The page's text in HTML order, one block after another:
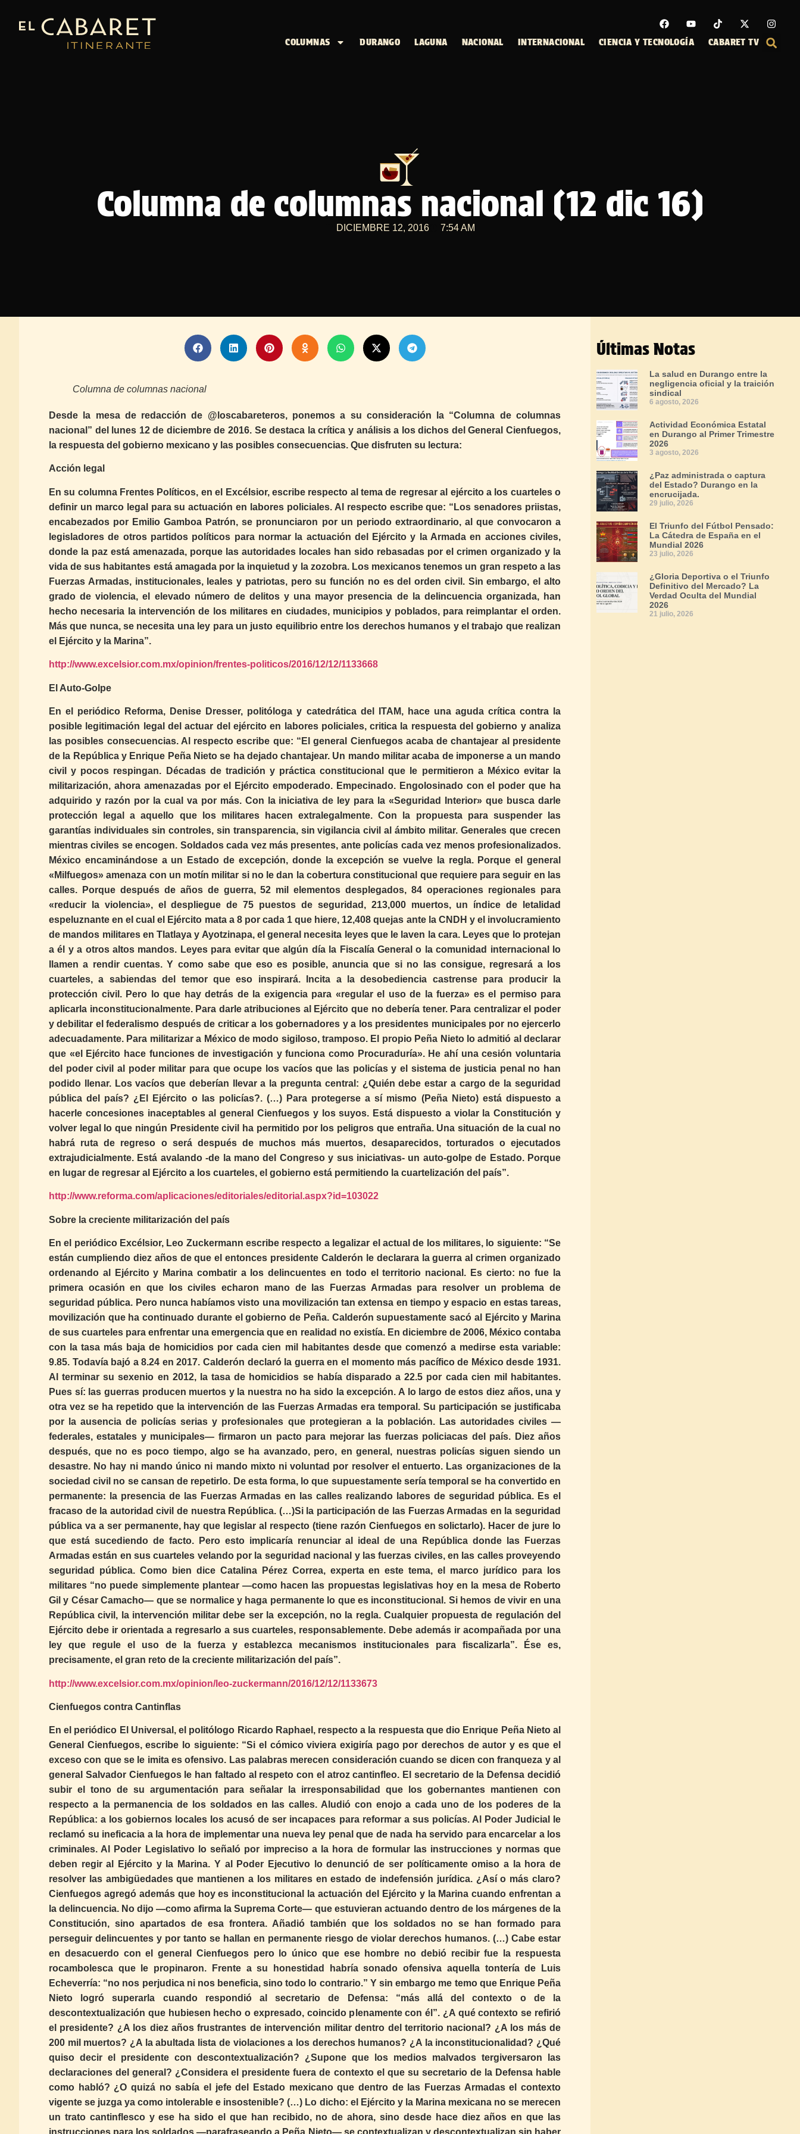
COLUMNAS DURANGO LAGUNA NACIONAL INTERNACIONAL CIENCIA Y TECNOLOGÍA CABARET TV
Columna de columnas nacional (12 dic 16)
DICIEMBRE 12, 2016 7:54 AM
Columna de columnas nacional
Desde la mesa de redacción de @loscabareteros, ponemos a su consideración la “Columna de columnas
nacional” del lunes 12 de diciembre de 2016. Se destaca la crítica y análisis a los dichos del General Cienfuegos,
la respuesta del gobierno mexicano y las posibles consecuencias. Que disfruten su lectura:
Acción legal
En su columna Frentes Políticos, en el Excélsior, escribe respecto al tema de regresar al ejército a los cuarteles o
definir un marco legal para su actuación en labores policiales. Al respecto escribe que: “Los senadores priistas,
encabezados por Emilio Gamboa Patrón, se pronunciaron por un periodo extraordinario, al que convocaron a
legisladores de otros partidos políticos para normar la actuación del Ejército y la Armada en acciones civiles,
donde la paz está amenazada, porque las autoridades locales han sido rebasadas por el crimen organizado y la
vida de sus habitantes está amagada por la inquietud y la zozobra. Los mexicanos tenemos un gran respeto a las
Fuerzas Armadas, institucionales, leales y patriotas, pero su función no es del orden civil. Sin embargo, el alto
grado de violencia, el elevado número de delitos y una mayor presencia de la delincuencia organizada, han
hecho necesaria la intervención de los militares en ciudades, municipios y poblados, para reimplantar el orden.
Más que nunca, se necesita una ley para un justo equilibrio entre los derechos humanos y el trabajo que realizan
el Ejército y la Marina”.
http://www.excelsior.com.mx/opinion/frentes-politicos/2016/12/12/1133668
El Auto-Golpe
En el periódico Reforma, Denise Dresser, politóloga y catedrática del ITAM, hace una aguda crítica contra la
posible legitimación legal del actuar del ejército en labores policiales, critica la respuesta del gobierno y analiza
las posibles consecuencias. Al respecto escribe que: “El general Cienfuegos acaba de chantajear al presidente
de la República y Enrique Peña Nieto se ha dejado chantajear. Un mando militar acaba de imponerse a un mando
civil y pocos respingan. Décadas de tradición y práctica constitucional que le permitieron a México evitar la
militarización, ahora amenazadas por el Ejército empoderado. Empecinado. Engolosinado con el poder que ha
adquirido y razón por la cual va por más. Con la iniciativa de ley para la «Seguridad Interior» que busca darle
protección legal a aquello que los militares hacen extralegalmente. Con la propuesta para suspender las
garantías individuales sin controles, sin transparencia, sin vigilancia civil al ámbito militar. Generales que crecen
mientras civiles se encogen. Soldados cada vez más presentes, ante policías cada vez menos profesionalizados.
México encaminándose a un Estado de excepción, donde la excepción se vuelve la regla. Porque el general
«Milfuegos» amenaza con un motín militar si no le dan la cobertura constitucional que requiere para seguir en las
calles. Porque después de años de guerra, 52 mil elementos desplegados, 84 operaciones regionales para
«reducir la violencia», el despliegue de 75 puestos de seguridad, 213,000 muertos, un índice de letalidad
espeluznante en el cual el Ejército mata a 8 por cada 1 que hiere, 12,408 quejas ante la CNDH y el involucramiento
de mandos militares en Tlatlaya y Ayotzinapa, el general necesita leyes que le laven la cara. Leyes que lo protejan
a él y a otros altos mandos. Leyes para evitar que algún día la Fiscalía General o la comunidad internacional lo
llamen a rendir cuentas. Y como sabe que eso es posible, anuncia que si no las consigue, regresará a los
cuarteles, a sabiendas del temor que eso inspirará. Incita a la desobediencia castrense para producir la
protección civil. Pero lo que hay detrás de la exigencia para «regular el uso de la fuerza» es el permiso para
aplicarla inconstitucionalmente. Para darle atribuciones al Ejército que no debería tener. Para centralizar el poder
y debilitar el federalismo después de criticar a los gobernadores y a los presidentes municipales por no ejercerlo
adecuadamente. Para militarizar a México de modo sigiloso, tramposo. El propio Peña Nieto lo admitió al declarar
que «el Ejército hace funciones de investigación y funciona como Procuraduría». He ahí una cesión voluntaria
del poder civil al poder militar para que ocupe los vacíos que las policías y el sistema de justicia penal no han
podido llenar. Los vacíos que deberían llevar a la pregunta central: ¿Quién debe estar a cargo de la seguridad
pública del país? ¿El Ejército o las policías?. (…) Para protegerse a sí mismo (Peña Nieto) está dispuesto a
hacerle concesiones inaceptables al general Cienfuegos y los suyos. Está dispuesto a violar la Constitución y
volver legal lo que ningún Presidente civil ha permitido por los peligros que entraña. Una situación de la cual no
habrá ruta de regreso o será después de muchos más muertos, desaparecidos, torturados o ejecutados
extrajudicialmente. Está avalando -de la mano del Congreso y sus iniciativas- un auto-golpe de Estado. Porque
en lugar de regresar al Ejército a los cuarteles, el gobierno está permitiendo la cuartelización del país”.
http://www.reforma.com/aplicaciones/editoriales/editorial.aspx?id=103022
Sobre la creciente militarización del país
En el periódico Excélsior, Leo Zuckermann escribe respecto a legalizar el actual de los militares, lo siguiente: “Se
están cumpliendo diez años de que el entonces presidente Calderón le declarara la guerra al crimen organizado
ordenando al Ejército y Marina combatir a los delincuentes en todo el territorio nacional. Es cierto: no fue la
primera ocasión en que los civiles echaron mano de las Fuerzas Armadas para resolver un problema de
seguridad pública. Pero nunca habíamos visto una movilización tan extensa en tiempo y espacio en estas tareas,
movilización que ha continuado durante el gobierno de Peña. Calderón supuestamente sacó al Ejército y Marina
de sus cuarteles para enfrentar una emergencia que en realidad no existía. En diciembre de 2006, México contaba
con la tasa más baja de homicidios por cada cien mil habitantes desde que comenzó a medirse esta variable:
9.85. Todavía bajó a 8.24 en 2017. Calderón declaró la guerra en el momento más pacífico de México desde 1931.
Al terminar su sexenio en 2012, la tasa de homicidios se había disparado a 22.5 por cada cien mil habitantes.
Pues sí: las guerras producen muertos y la nuestra no ha sido la excepción. A lo largo de estos diez años, una y
otra vez se ha repetido que la intervención de las Fuerzas Armadas era temporal. Su participación se justificaba
por la ausencia de policías serias y profesionales que protegieran a la población. Las autoridades civiles —
federales, estatales y municipales— firmaron un pacto para mejorar las fuerzas policiacas del país. Diez años
después, que no es poco tiempo, algo se ha avanzado, pero, en general, nuestras policías siguen siendo un
desastre. No hay ni mando único ni mando mixto ni voluntad por resolver el entuerto. Las organizaciones de la
sociedad civil no se cansan de repetirlo. De esta forma, lo que supuestamente sería temporal se ha convertido en
permanente: la presencia de las Fuerzas Armadas en las calles realizando labores de seguridad pública. Es el
fracaso de la autoridad civil de nuestra República. (…)Si la participación de las Fuerzas Armadas en la seguridad
pública va a ser permanente, hay que legislar al respecto (tiene razón Cienfuegos en solictarlo). Hacer de jure lo
que está sucediendo de facto. Pero esto implicaría renunciar al ideal de una República donde las Fuerzas
Armadas están en sus cuarteles velando por la seguridad nacional y las fuerzas civiles, en las calles proveyendo
seguridad pública. Como bien dice Catalina Pérez Correa, experta en este tema, el marco jurídico para los
militares “no puede simplemente plantear —como hacen las propuestas legislativas hoy en la mesa de Roberto
Gil y César Camacho— que se normalice y haga permanente lo que es inconstitucional. Si hemos de vivir en una
República civil, la intervención militar debe ser la excepción, no la regla. Cualquier propuesta de regulación del
Ejército debe ir orientada a regresarlo a sus cuarteles, responsablemente. Debe además ir acompañada por una
ley que regule el uso de la fuerza y establezca mecanismos institucionales para fiscalizarla”. Ése es,
precisamente, el gran reto de la creciente militarización del país”.
http://www.excelsior.com.mx/opinion/leo-zuckermann/2016/12/12/1133673
Cienfuegos contra Cantinflas
En el periódico El Universal, el politólogo Ricardo Raphael, respecto a la respuesta que dio Enrique Peña Nieto al
General Cienfuegos, escribe lo siguiente: “Si el cómico viviera exigiría pago por derechos de autor y es que el
exceso con que se le imita es ofensivo. Las palabras merecen consideración cuando se dicen con franqueza y al
general Salvador Cienfuegos le han faltado al respeto con el atroz cantinfleo. El secretario de la Defensa decidió
subir el tono de su argumentación para señalar la irresponsabilidad que los gobernantes mantienen con
respecto a la permanencia de los soldados en las calles. Aludió con enojo a cada uno de los poderes de la
República: a los gobiernos locales los acusó de ser incapaces para reformar a sus policías. Al Poder Judicial le
reclamó su ineficacia a la hora de implementar una nueva ley penal que de nada ha servido para encarcelar a los
criminales. Al Poder Legislativo lo señaló por impreciso a la hora de formular las instrucciones y normas que
deben regir al Ejército y la Marina. Y al Poder Ejecutivo lo denunció de ser políticamente omiso a la hora de
resolver las ambigüedades que mantienen a los militares en estado de indefensión jurídica. ¿Así o más claro?
Cienfuegos agregó además que hoy es inconstitucional la actuación del Ejército y la Marina cuando enfrentan a
la delincuencia. No dijo —como afirma la Suprema Corte— que estuvieran actuando dentro de los márgenes de la
Constitución, sino apartados de esa frontera. Añadió también que los soldados no se han formado para
perseguir delincuentes y por tanto se hallan en permanente riesgo de violar derechos humanos. (…) Cabe estar
en desacuerdo con el general Cienfuegos pero lo único que ese hombre no debió recibir fue la respuesta
rocambolesca que le propinaron. Frente a su honestidad habría sonado ofensiva aquella tontería de Luis
Echeverría: “no nos perjudica ni nos beneficia, sino todo lo contrario.” Y sin embargo me temo que Enrique Peña
Nieto logró superarla cuando respondió al secretario de Defensa: “más allá del contexto o de la
descontextualización que hubiesen hecho o expresado, coincido plenamente con él”. ¿A qué contexto se refirió
el presidente? ¿A los diez años frustrantes de intervención militar dentro del territorio nacional? ¿A los más de
200 mil muertos? ¿A la abultada lista de violaciones a los derechos humanos? ¿A la inconstitucionalidad? ¿Qué
quiso decir el presidente con descontextualización? ¿Supone que los medios malvados tergiversaron las
declaraciones del general? ¿Considera el presidente fuera de contexto el que su secretario de la Defensa hable
como habló? ¿O quizá no sabía el jefe del Estado mexicano que dentro de las Fuerzas Armadas el contexto
vigente se juzga ya como intolerable e insostenible? (…) Lo dicho: el Ejército y la Marina mexicana no se merecen
un trato cantinflesco y ese ha sido el que han recibido, no de ahora, sino desde hace diez años en que las
Últimas Notas
La salud en Durango entre la
negligencia oficial y la traición
sindical
6 agosto, 2026
Actividad Económica Estatal
en Durango al Primer Trimestre
2026
3 agosto, 2026
¿Paz administrada o captura
del Estado? Durango en la
encrucijada.
29 julio, 2026
El Triunfo del Fútbol Pensado:
La Cátedra de España en el
Mundial 2026
23 julio, 2026
¿Gloria Deportiva o el Triunfo
Definitivo del Mercado? La
Verdad Oculta del Mundial
2026
21 julio, 2026